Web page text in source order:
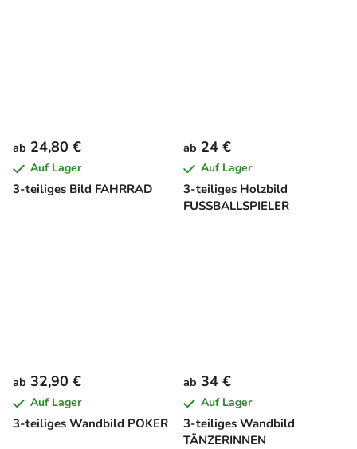
3-teiliges Bild FAHRRAD
ab 24,80 €
Auf Lager
3-teiliges Holzbild
FUSSBALLSPIELER
ab 24 €
Auf Lager
3-teiliges Wandbild POKER
ab 32,90 €
Auf Lager
3-teiliges Wandbild
TÄNZERINNEN
ab 34 €
Auf Lager